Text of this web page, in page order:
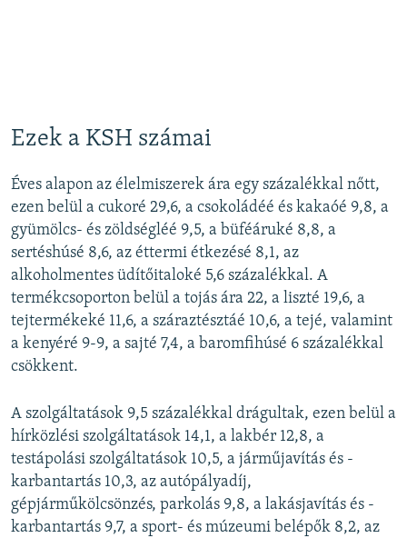
Ezek a KSH számai
Éves alapon az élelmiszerek ára egy százalékkal nőtt,
ezen belül a cukoré 29,6, a csokoládéé és kakaóé 9,8, a
gyümölcs- és zöldségléé 9,5, a büféáruké 8,8, a
sertéshúsé 8,6, az éttermi étkezésé 8,1, az
alkoholmentes üdítőitaloké 5,6 százalékkal. A
termékcsoporton belül a tojás ára 22, a liszté 19,6, a
tejtermékeké 11,6, a száraztésztáé 10,6, a tejé, valamint
a kenyéré 9-9, a sajté 7,4, a baromfihúsé 6 százalékkal
csökkent.
A szolgáltatások 9,5 százalékkal drágultak, ezen belül a
hírközlési szolgáltatások 14,1, a lakbér 12,8, a
testápolási szolgáltatások 10,5, a járműjavítás és -
karbantartás 10,3, az autópályadíj,
gépjárműkölcsönzés, parkolás 9,8, a lakásjavítás és -
karbantartás 9,7, a sport- és múzeumi belépők 8,2, az